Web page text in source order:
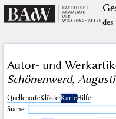
Autor- und
Schönenwerd,
QuellenorteKlösterKarteHilfe
Suche: